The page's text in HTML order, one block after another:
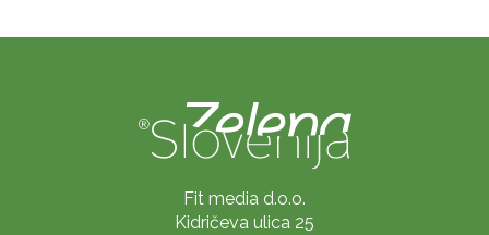
Fit media d.o.o.
Kidričeva ulica 25